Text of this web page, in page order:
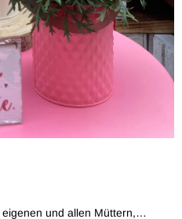
und allen Müttern,…